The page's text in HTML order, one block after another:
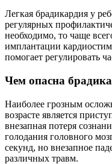
Легкая брадикардия у
регулярных
необходимо, то чаще
имплантации
помогает регулировать
Чем опасна
Наиболее грозным
возрасте является
внезапная потеря
голодания головного
секунд, но внезапное
различных травм.